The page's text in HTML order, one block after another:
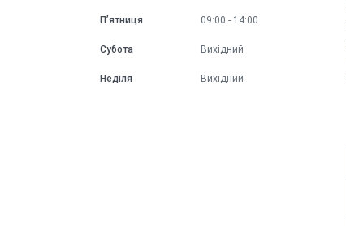
Пʼятниця 09:00 14:00
Субота Вихідний
Неділя Вихідний